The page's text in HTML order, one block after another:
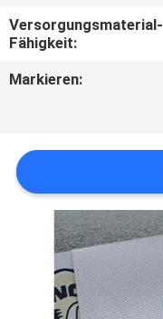
UNS
IN
FORDERN
SIE EIN
ZITAT
SITEMAP
Versorgungsmaterial-
Fähigkeit:
Markieren: